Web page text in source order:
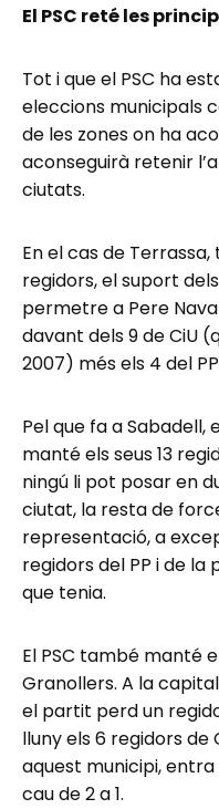
El PSC reté les
Tot i que el PSC ha
eleccions municipals
de les zones on ha
aconseguirà retenir
ciutats.
En el cas de Terrassa,
regidors, el suport
permetre a Pere
davant dels 9 de CiU
2007) més els 4 del
Pel que fa a
manté els seus 13
ningú li pot posar en
ciutat, la resta de
representació, a
regidors del PP i de la
que tenia.
El PSC també manté
Granollers. A la
el partit perd un
lluny els 6 regidors de
aquest municipi, entra
cau de 2 a 1.